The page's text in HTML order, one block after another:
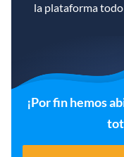
la plataforma
¡Por fin hemos